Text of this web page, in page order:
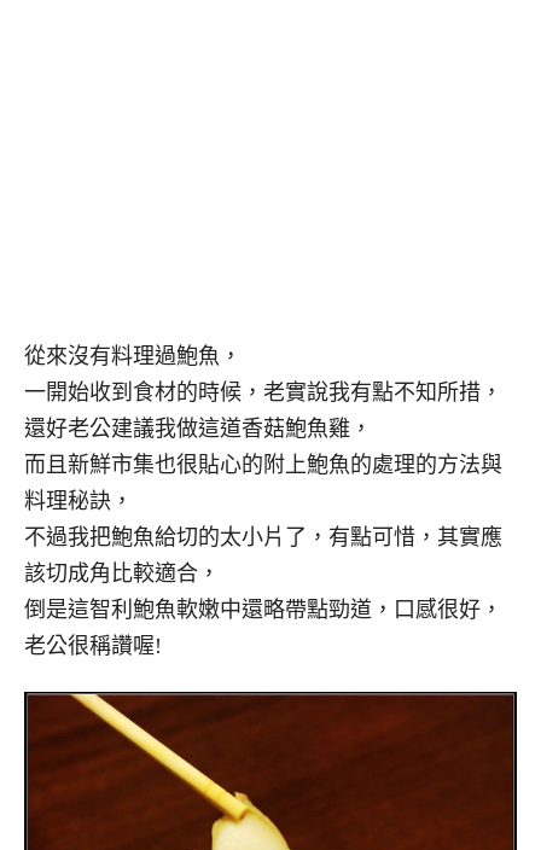
從來沒有料理過鮑魚，
一開始收到食材的時候，老實說我有點不知所措，
還好老公建議我做這道香菇鮑魚雞，
而且新鮮市集也很貼心的附上鮑魚的處理的方法與
料理秘訣，
不過我把鮑魚給切的太小片了，有點可惜，其實應
該切成角比較適合，
倒是這智利鮑魚軟嫩中還略帶點勁道，口感很好，
老公很稱讚喔!